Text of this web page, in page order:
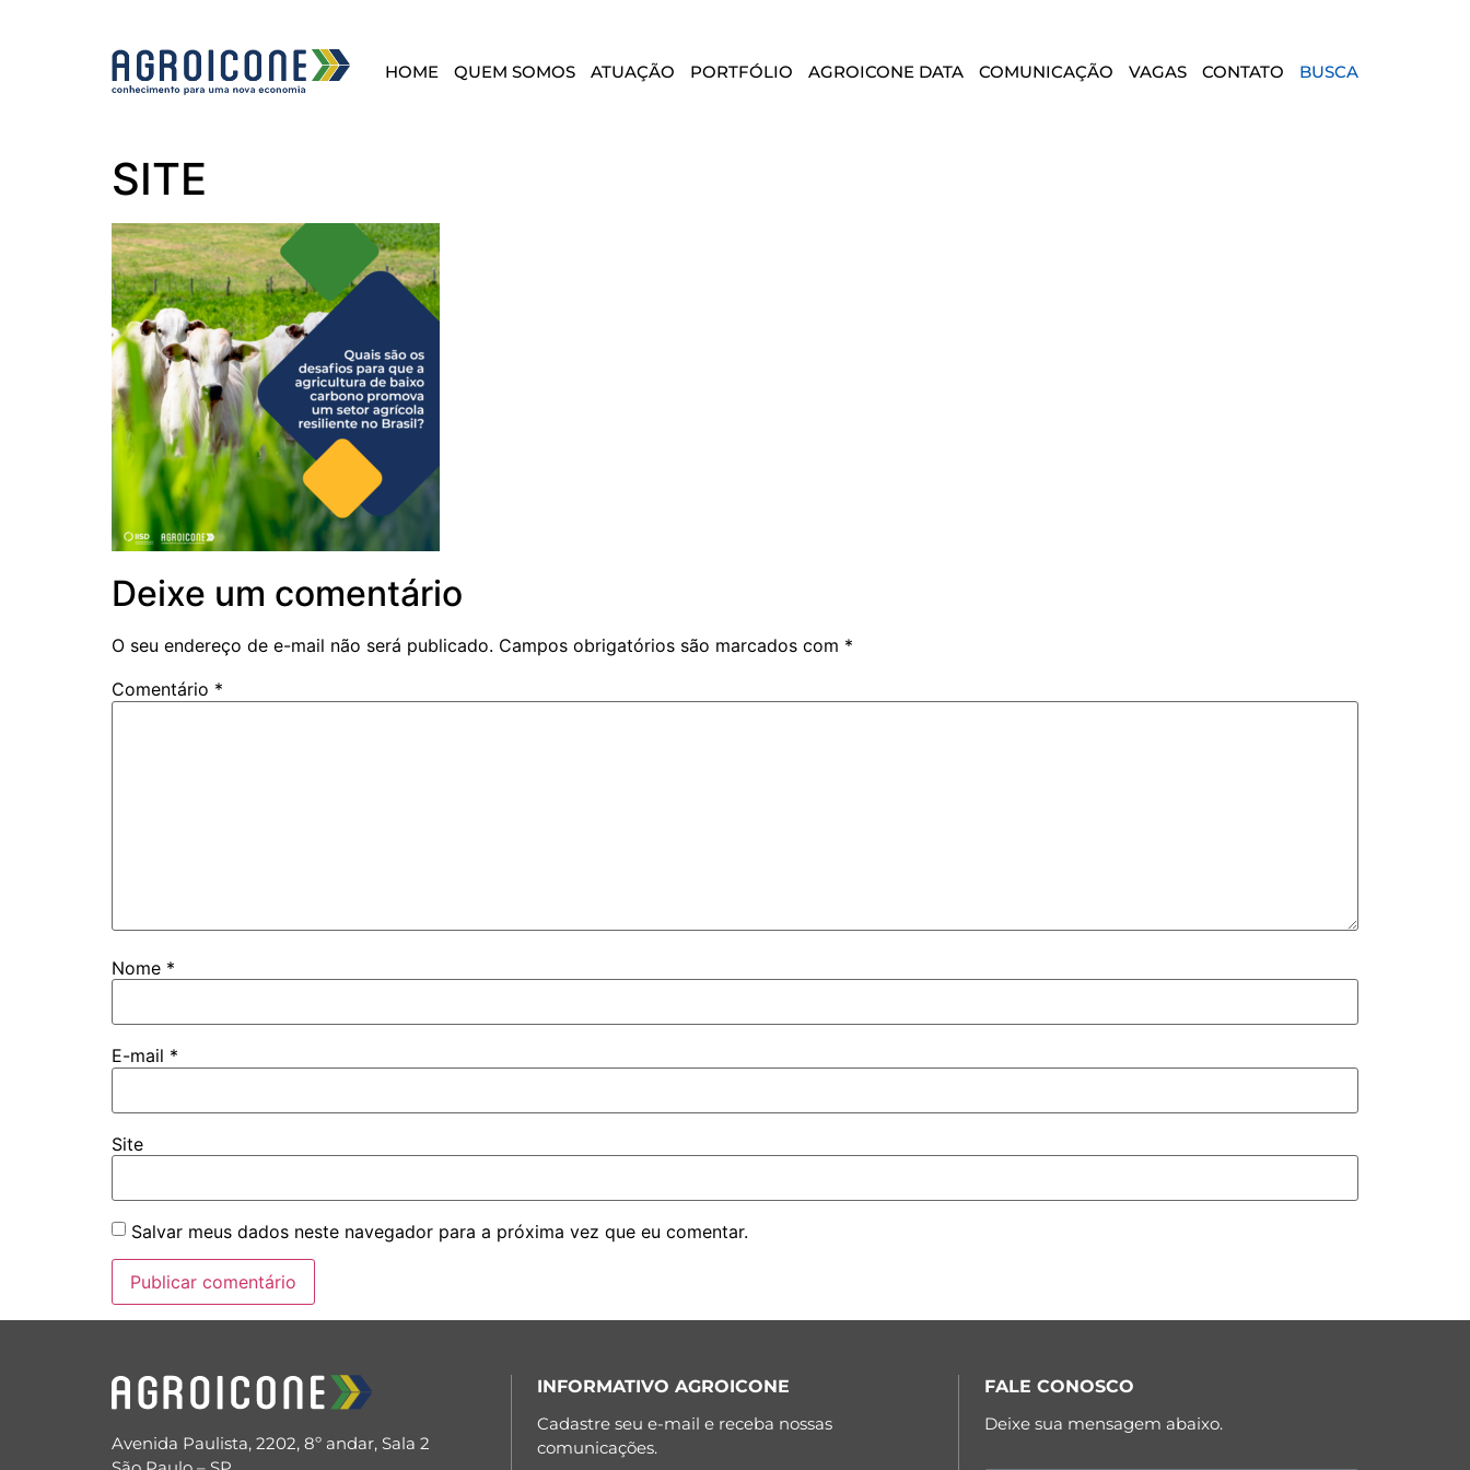
HOME QUEM SOMOS ATUAÇÃO PORTFÓLIO AGROICONE DATA COMUNICAÇÃO VAGAS CONTATO BUSCA
SITE
Deixe um comentário
O seu endereço de e-mail não será publicado. Campos obrigatórios são marcados com *
Comentário *
Nome *
E-mail *
Site
Salvar meus dados neste navegador para a próxima vez que eu comentar.
Avenida Paulista, 2202, 8º andar, Sala 2
INFORMATIVO AGROICONE
Cadastre seu e-mail e receba nossas
comunicações.
FALE CONOSCO
Deixe sua mensagem abaixo.